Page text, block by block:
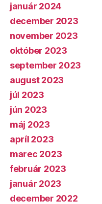
január 2024
december 2023
november 2023
október 2023
september 2023
august 2023
júl 2023
jún 2023
máj 2023
apríl 2023
marec 2023
február 2023
január 2023
december 2022